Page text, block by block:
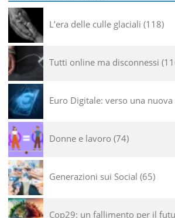
L’era delle culle glaciali 118
Tutti online ma disconnessi
Euro Digitale: verso una nuova
Donne e lavoro 74
Generazioni sui Social 65
Cop29: un fallimento per il